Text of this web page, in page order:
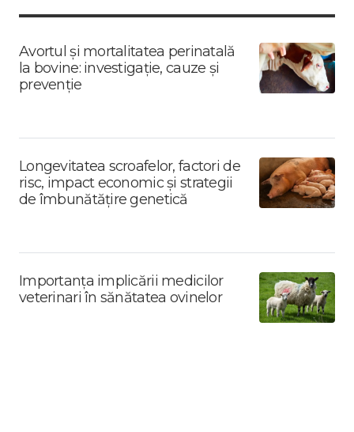
Avortul și mortalitatea perinatală
la bovine: investigație, cauze și
prevenție
Longevitatea scroafelor, factori de
risc, impact economic și strategii
de îmbunătățire genetică
Importanța implicării medicilor
veterinari în sănătatea ovinelor